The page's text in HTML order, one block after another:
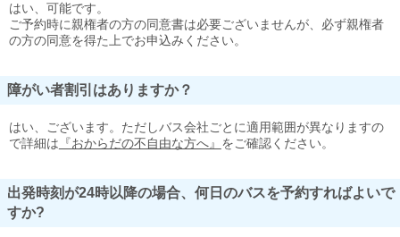
はい、可能です。
ご予約時に親権者の方の同意書は必要ございませんが、必ず親権者
の方の同意を得た上でお申込みください。
障がい者割引はありますか？
はい、ございます。ただしバス会社ごとに適用範囲が異なりますの
で詳細は 『おからだの不自由な方へ』 をご確認ください。
出発時刻が24時以降の場合、何日のバスを予約すればよいで
すか?